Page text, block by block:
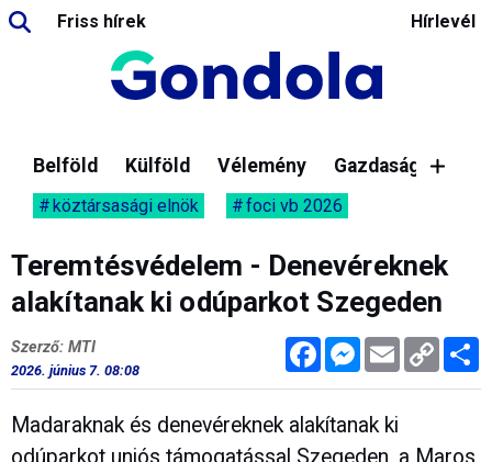
Friss hírek Hírlevél
Belföld Külföld Vélemény Gazdaság
köztársasági elnök foci vb 2026
Teremtésvédelem - Denevéreknek
alakítanak ki odúparkot Szegeden
FacebookMessenger
Email Copy
Link
Szerző: MTI
2026. június 7. 08:08
Madaraknak és denevéreknek alakítanak ki